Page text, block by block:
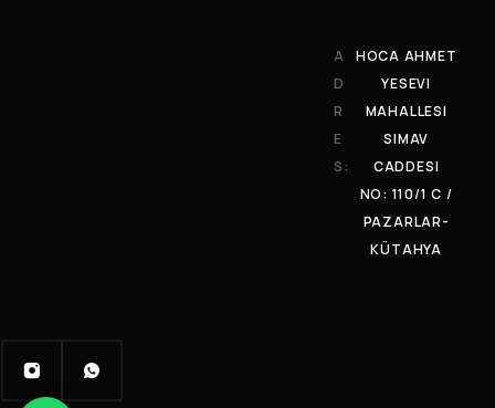
A
D
R
E
S:
HOCA AHMET
YESEVI
MAHALLESI
SIMAV
CADDESI
NO: 110/1 C /
PAZARLAR-
KÜTAHYA